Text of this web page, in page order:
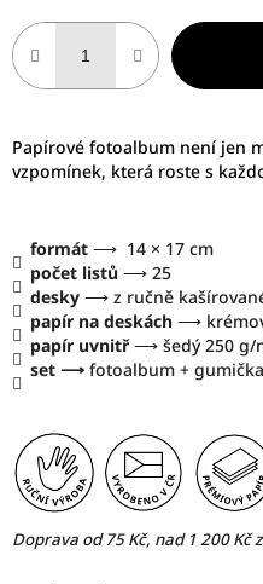
Papírové fotoalbum není jen
vzpomínek, která roste s
formát ⟶ 14 × 17 cm
počet listů ⟶ 25
desky ⟶ z ručně
papír na deskách ⟶
papír uvnitř⟶ šedý 250 g/
set ⟶ fotoalbum + gumička
Doprava od 75 Kč, nad 1 200 Kč